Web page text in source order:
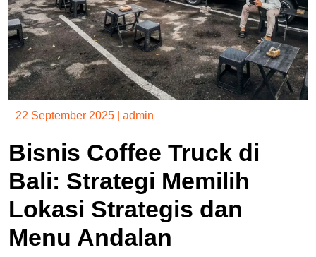
22 September 2025 admin
Bisnis Coffee Truck di
Bali: Strategi Memilih
Lokasi Strategis dan
Menu Andalan